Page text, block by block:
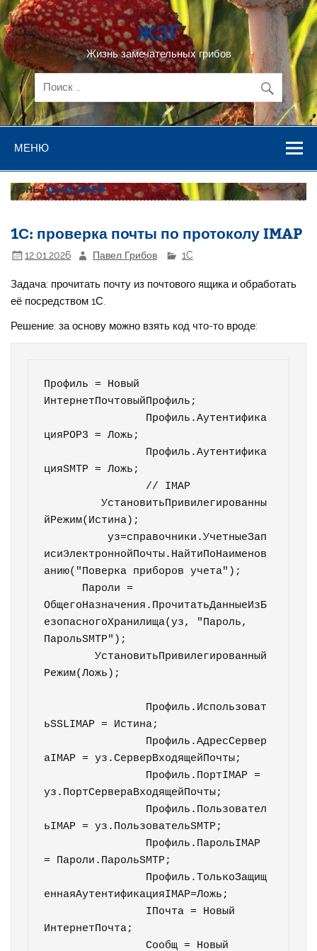
Перейти
к
содержимому
ЖЗГ
Жизнь замечательных грибов
МЕНЮ
День:12.01.2026
1С: проверка почты по протоколу IMAP
12.01.2026 Павел Грибов 1C
Задача: прочитать почту из почтового ящика и обработать
её посредством 1С.
Решение: за основу можно взять код что-то вроде:
Профиль = Новый
ИнтернетПочтовыйПрофиль;
цияPOP3 = Ложь;
цияSMTP = Ложь;
йРежим(Истина);
исиЭлектроннойПочты.НайтиПоНаименов
анию("Поверка приборов учета");
ОбщегоНазначения.ПрочитатьДанныеИзБ
езопасногоХранилища(уз, "Пароль,
ПарольSMTP");
	УстановитьПривилегированный
Режим(Ложь);
ьSSLIMAP = Истина;
аIMAP = уз.СерверВходящейПочты;
уз.ПортСервераВходящейПочты;
ьIMAP = уз.ПользовательSMTP;
= Пароли.ПарольSMTP;
еннаяАутентификацияIMAP=Ложь;
ИнтернетПочта;
		Сообщ = Новый